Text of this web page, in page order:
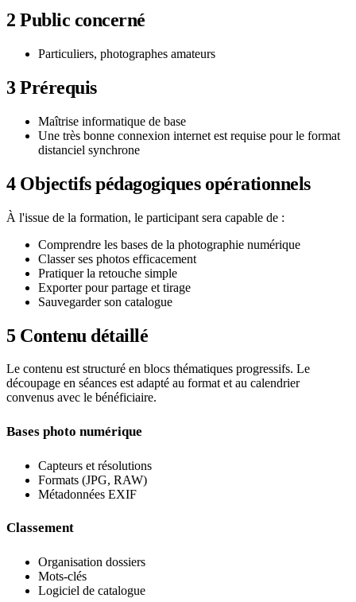
2 Public concerné
Particuliers, photographes amateurs
3Prérequis
Maîtrise informatique de base
Une très bonne connexion internet est requise pour le format
distanciel synchrone
4Objectifs pédagogiques opérationnels
À l'issue de la formation, le participant sera capable de :
Comprendre les bases de la photographie numérique
Classer ses photos efficacement
Pratiquer la retouche simple
Exporter pour partage et tirage
Sauvegarder son catalogue
5Contenu détaillé
Le contenu est structuré en blocs thématiques progressifs. Le
découpage en séances est adapté au format et au calendrier
convenus avec le bénéficiaire.
Bases photo numérique
Capteurs et résolutions
Formats (JPG, RAW)
Métadonnées EXIF
Classement
Organisation dossiers
Mots-clés
Logiciel de catalogue